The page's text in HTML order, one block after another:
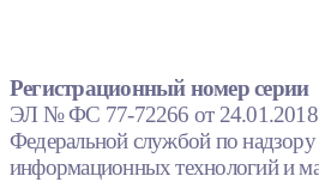
Регистрационный номер серии
ЭЛ № ФС 77-72266 от 24.01.2018.
Федеральной службой по надзору
информационных технологий и